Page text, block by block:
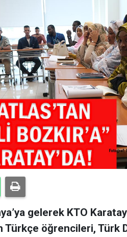
gelerek KTO
Türkçe öğrencileri, Türk